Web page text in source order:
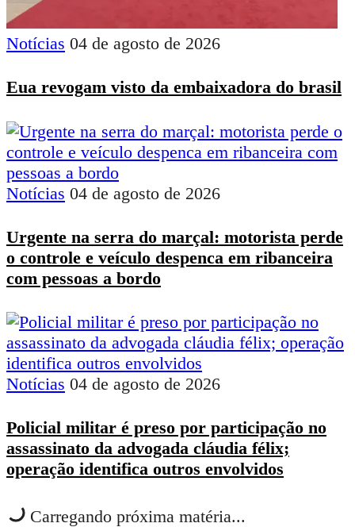
Notícias 04 de agosto de 2026
Eua revogam visto da embaixadora do brasil
Notícias 04 de agosto de 2026
Urgente na serra do marçal: motorista perde
o controle e veículo despenca em ribanceira
com pessoas a bordo
Notícias 04 de agosto de 2026
Policial militar é preso por participação no
assassinato da advogada cláudia félix;
operação identifica outros envolvidos
Carregando próxima matéria...